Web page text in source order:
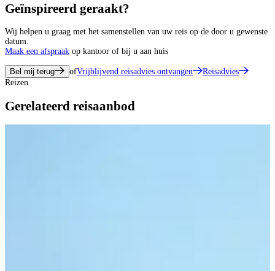
Geïnspireerd geraakt?
Wij helpen u graag met het samenstellen van uw reis op de door u gewenste
datum.
Maak een afspraak op kantoor of bij u aan huis
Bel mij terug ofVrijblijvend reisadvies ontvangen
Reisadvies
Reizen
Gerelateerd reisaanbod